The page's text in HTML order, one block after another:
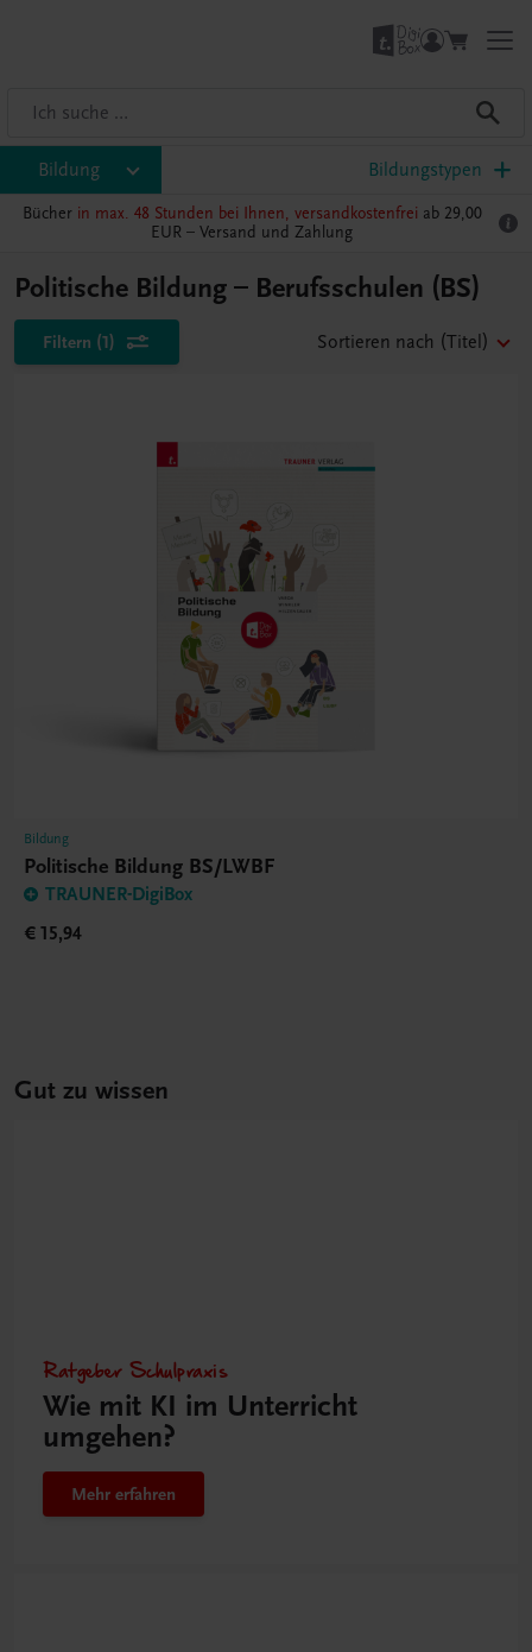
Bildung Bildungstypen
Bücher in max. 48 Stunden bei Ihnen, versandkostenfrei ab 29,00
EUR – Versand und Zahlung
Politische Bildung – Berufsschulen (BS)
Filtern (1) Sortieren nach (Titel)
Bildung
Politische Bildung BS/LWBF
TRAUNER-DigiBox
€ 15,94
Gut zu wissen
Ratgeber Schulpraxis
Wie mit KI im Unterricht
umgehen?
Mehr erfahren